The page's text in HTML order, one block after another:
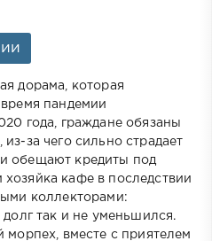
дорама, которая
пандемии
года, граждане обязаны
за чего сильно страдает
обещают кредиты под
кафе в последствии
коллекторами:
долг так и не уменьшился.
вместе с приятелем